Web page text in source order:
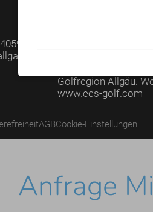
Golfregion Allgäu.
www.ecs-golf.com
AGBCookie-Einstellungen
Anfrage